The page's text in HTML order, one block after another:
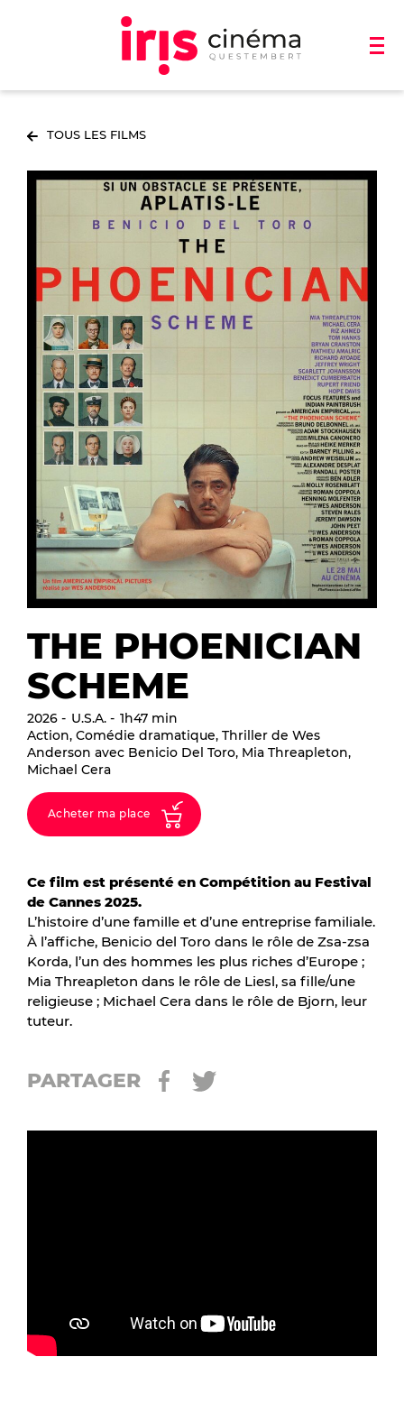
TOUS LES FILMS
THE PHOENICIAN
SCHEME
2026 U.S.A.
1h47 min
Action, Comédie dramatique, Thriller de Wes
Anderson avec Benicio Del Toro, Mia Threapleton,
Michael Cera
Acheter ma place
Ce film est présenté en Compétition au Festival
de Cannes 2025.
L’histoire d’une famille et d’une entreprise familiale.
À l’affiche, Benicio del Toro dans le rôle de Zsa-zsa
Korda, l’un des hommes les plus riches d’Europe ;
Mia Threapleton dans le rôle de Liesl, sa fille/une
religieuse ; Michael Cera dans le rôle de Bjorn, leur
tuteur.
PARTAGER